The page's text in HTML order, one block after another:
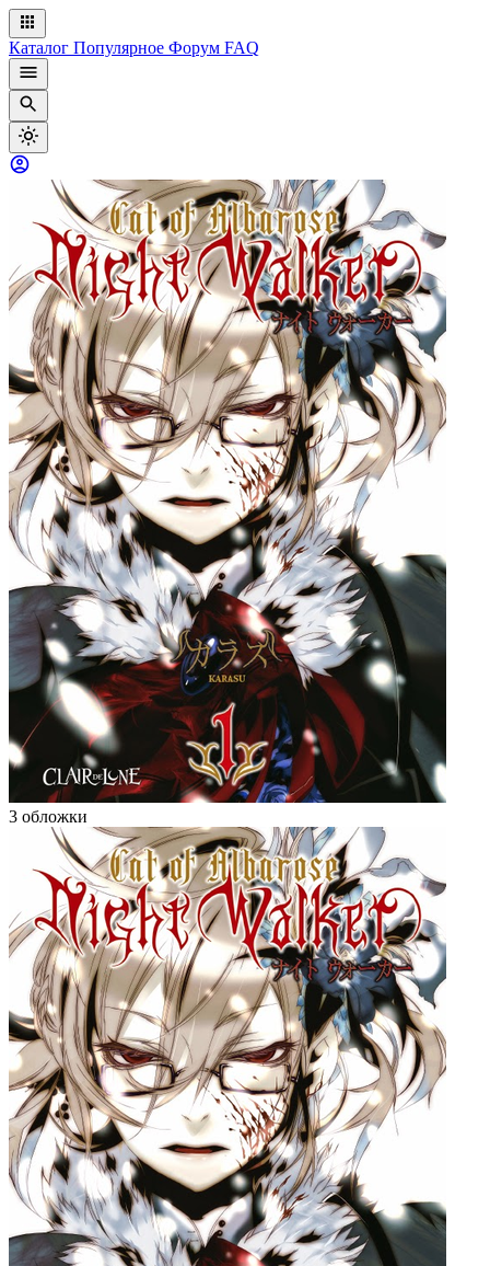
Каталог Популярное Форум FAQ
3 обложки